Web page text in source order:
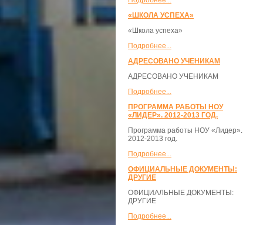
«ШКОЛА УСПЕХА»
«Школа успеха»
Подробнее...
АДРЕСОВАНО УЧЕНИКАМ
АДРЕСОВАНО УЧЕНИКАМ
Подробнее...
ПРОГРАММА РАБОТЫ НОУ
«ЛИДЕР». 2012-2013 ГОД.
Программа работы НОУ «Лидер».
2012-2013 год.
Подробнее...
ОФИЦИАЛЬНЫЕ ДОКУМЕНТЫ:
ДРУГИЕ
ОФИЦИАЛЬНЫЕ ДОКУМЕНТЫ:
ДРУГИЕ
Подробнее...